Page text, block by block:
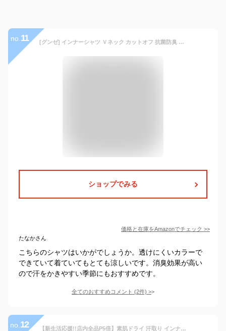
no. 11 [グンゼ] インナーシャツ Ｖネック カットオフ 抗菌防臭 耐久柔軟 YN1515 メンズ クリアベージュ L
ショップでみる
価格と在庫をAmazonでチェック >>
たなかさん
こちらのシャツはいかがでしょうか。透けにくいカラーで
できていて着ていてもとても涼しいです。消臭効果が高い
ので汗をかきやすい季節にもおすすめです。
全てのおすすめコメント (2件) >
no. 12 【新生活応援!!店内全品P5倍】素肌ドライ 汗取り インナー 2分袖 丸首 メンズ 春夏 脇汗 シャツ パッド付き ドライ 汗染み 防止 汗 対策 シャツ 綿混 汗とり パット付き 吸汗速乾 スーツ 出張 肌着 紳士 男性 L4790T-E